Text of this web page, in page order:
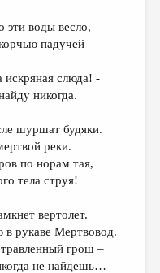
эти воды весло,
падучей
искряная слюда! -
никогда.
шуршат будяки.
реки.
по норам тая,
тела струя!
вертолет.
в рукаве Мертвовод.
грош –
не найдешь…